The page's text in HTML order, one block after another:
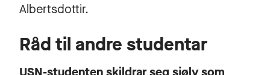
Albertsdottir.
Råd til andre studentar